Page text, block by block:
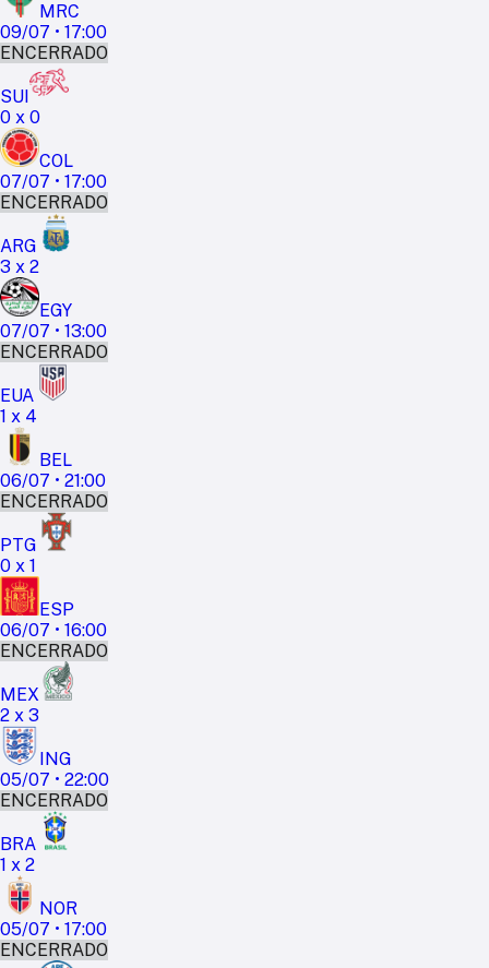
MRC
09/07 • 17:00
ENCERRADO
SUI
0 x 0
COL
07/07 • 17:00
ENCERRADO
ARG
3 x 2
EGY
07/07 • 13:00
ENCERRADO
EUA
1 x 4
BEL
06/07 • 21:00
ENCERRADO
PTG
0 x 1
ESP
06/07 • 16:00
ENCERRADO
MEX
2 x 3
ING
05/07 • 22:00
ENCERRADO
BRA
1 x 2
NOR
05/07 • 17:00
ENCERRADO